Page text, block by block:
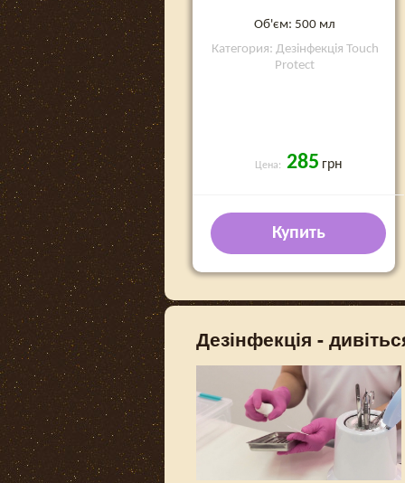
Об'єм: 500 мл
Категория: Дезінфекція Touch
Protect
Цена: 285 грн
Купить
Дезінфекція -